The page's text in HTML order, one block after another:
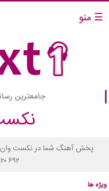
☰ منو
جامعترین
پخش آهنگ شما در نکست وان
۰۹۳۸
ویژه ها